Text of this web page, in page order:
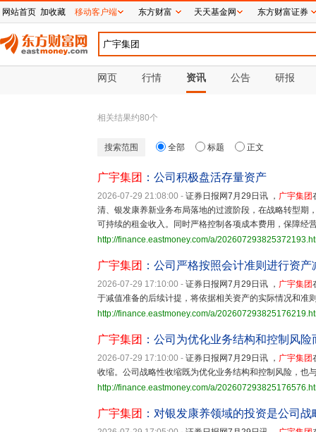
网页 行情 资讯 公告 研报
相关结果约80个
搜索范围 全部 标题 正文
广宇集团 ：公司积极盘活存量资产
2026-07-29 21:08:00 - 证券日报网7月29日讯 ， 广宇集团
清、银发康养新业务布局落地的过渡阶段，在战略转型期
可持续的租金收入。同时严格控制各项成本费用，保障经
http://finance.eastmoney.com/a/
广宇集团 ：公司严格按照会计准则进行资产
2026-07-29 17:10:00 - 证券日报网7月29日讯 ， 广宇集团
于减值准备的后续计提，将依据相关资产的实际情况和准
http://finance.eastmoney.com/a/
广宇集团 ：公司为优化业务结构和控制风
2026-07-29 17:10:00 - 证券日报网7月29日讯 ， 广宇集团
收缩。公司战略性收缩既为优化业务结构和控制风险，也
http://finance.eastmoney.com/a/
广宇集团 ：对银发康养领域的投资是公司
网站首页 加收藏 移动客户端 东方财富 天天基金网 东方财富证券